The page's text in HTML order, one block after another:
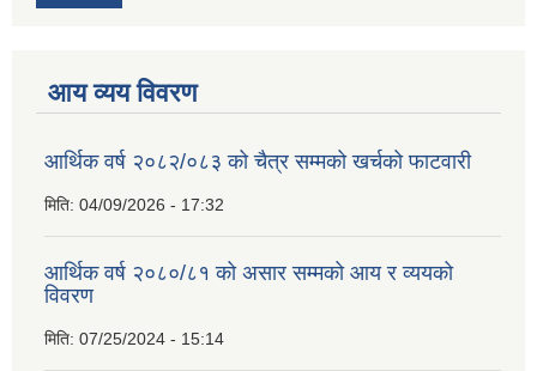
आय व्यय विवरण
आर्थिक वर्ष २०८२/०८३ को चैत्र सम्मको खर्चको फाटवारी
मिति: 04/09/2026 - 17:32
आर्थिक वर्ष २०८०/८१ को असार सम्मको आय र व्ययको
विवरण
मिति: 07/25/2024 - 15:14